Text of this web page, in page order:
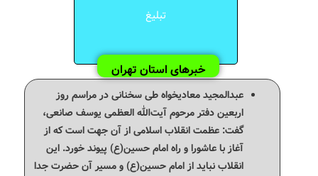
تبلیغ
خبرهای استان تهران
عبدالمجید معادیخواه طی سخنانی در مراسم روز
اربعین دفتر مرحوم آیت‌الله العظمی یوسف صانعی،
گفت: عظمت انقلاب اسلامی از آن جهت است که از
آغاز با عاشورا و راه امام حسین(ع) پیوند خورد. این
انقلاب نباید از امام حسین(ع) و مسیر آن حضرت جدا